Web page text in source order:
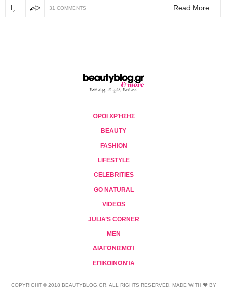
31 COMMENTS Read More...
ΌΡΟΙ ΧΡΉΣΗΣ
BEAUTY
FASHION
LIFESTYLE
CELEBRITIES
GO NATURAL
VIDEOS
JULIA’S CORNER
MEN
ΔΙΑΓΩΝΙΣΜΟΊ
ΕΠΙΚΟΙΝΩΝΊΑ
COPYRIGHT © 2018 BEAUTYBLOG.GR. ALL RIGHTS RESERVED. MADE WITH ❤ BY